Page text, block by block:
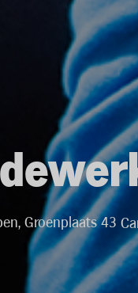
Groenplaats 43